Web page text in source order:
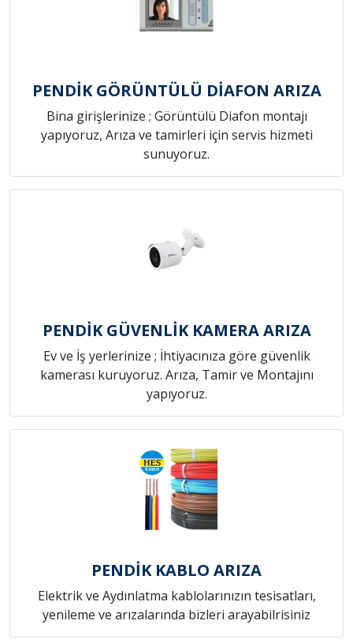
PENDİK GÖRÜNTÜLÜ DİAFON ARIZA
Bina girişlerinize ; Görüntülü Diafon montajı
yapıyoruz, Arıza ve tamirleri için servis hizmeti
sunuyoruz.
PENDİK GÜVENLİK KAMERA ARIZA
Ev ve İş yerlerinize ; İhtiyacınıza göre güvenlik
kamerası kuruyoruz. Arıza, Tamir ve Montajını
yapıyoruz.
PENDİK KABLO ARIZA
Elektrik ve Aydınlatma kablolarınızın tesisatları,
yenileme ve arızalarında bizleri arayabilrisiniz